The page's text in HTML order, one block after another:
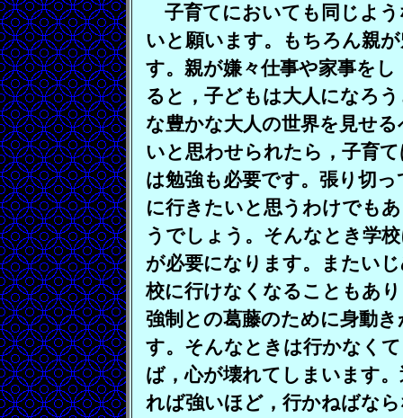
子育てにおいても同じよ
いと願います。もちろん親
す。親が嫌々仕事や家事を
ると，子どもは大人になろ
な豊かな大人の世界を見せ
いと思わせられたら，子育
は勉強も必要です。張り切
に行きたいと思うわけでも
うでしょう。そんなとき学
が必要になります。またい
校に行けなくなることもあ
強制との葛藤のために身動
す。そんなときは行かなく
ば，心が壊れてしまいます
れば強いほど，行かねばな